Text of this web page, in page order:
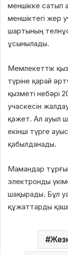
меншікке сатып
меншіктегі жер
шартының
ұсынылады.
Мемлекеттік
түріне қарай
қызметі небәрі
учаскесін
қажет. Ал ауыл
екінші түрге
қабылданады.
Мамандар
электронды
шақырады. Бұл
құжаттарды